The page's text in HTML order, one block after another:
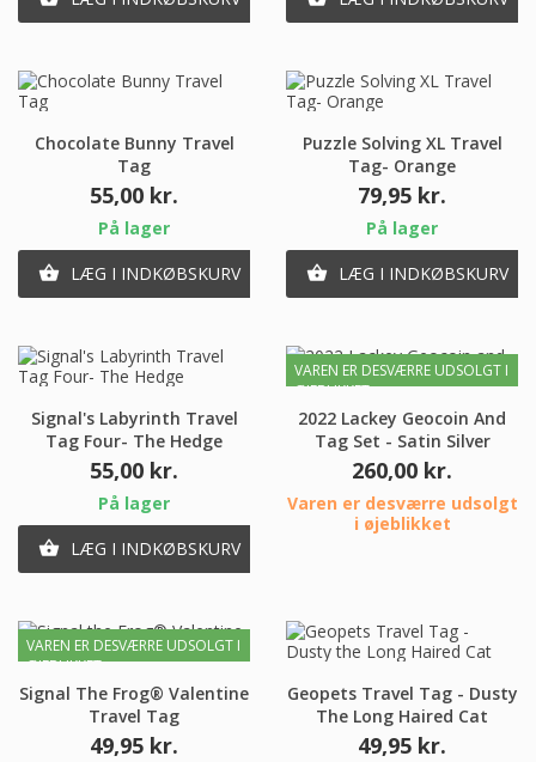
Chocolate Bunny Travel
Tag
Pris
55,00 kr.
På lager
 LÆG I INDKØBSKURV
Puzzle Solving XL Travel
Tag- Orange
Pris
79,95 kr.
På lager
 LÆG I INDKØBSKURV
Signal's Labyrinth Travel
Tag Four- The Hedge
Pris
55,00 kr.
På lager
 LÆG I INDKØBSKURV
VAREN ER DESVÆRRE UDSOLGT I
ØJEBLIKKET
2022 Lackey Geocoin And
Tag Set - Satin Silver
Pris
260,00 kr.
Varen er desværre udsolgt
i øjeblikket
VAREN ER DESVÆRRE UDSOLGT I
ØJEBLIKKET
Signal The Frog® Valentine
Travel Tag
Pris
49,95 kr.
Geopets Travel Tag - Dusty
The Long Haired Cat
Pris
49,95 kr.